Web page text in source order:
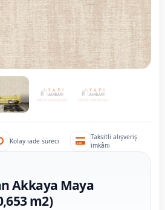
Kolay iade süreci
Taksitli alışveriş
imkânı
Akkaya Maya
m2)